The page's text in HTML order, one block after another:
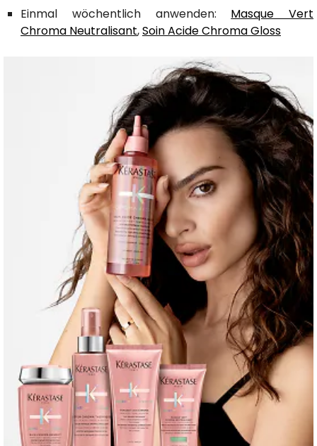
Einmal wöchentlich anwenden: Masque Vert
Chroma Neutralisant,Soin Acide Chroma Gloss